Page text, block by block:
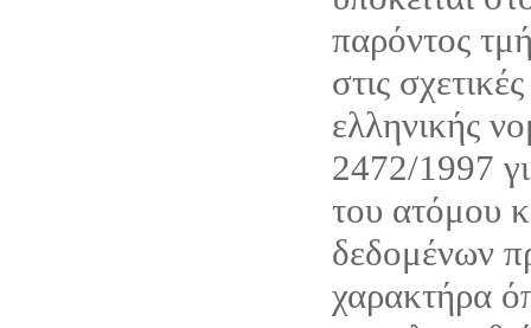
παρόντος
στις
ελληνικής
2472/1997
του ατόμου
δεδομένων
χαρακτήρα